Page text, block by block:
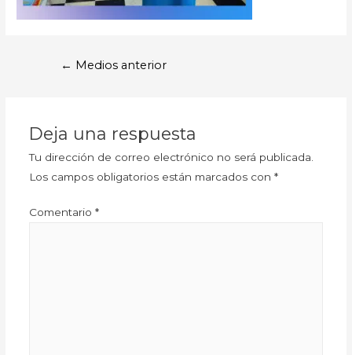
← Medios anterior
Deja una respuesta
Tu dirección de correo electrónico no será publicada.
Los campos obligatorios están marcados con *
Comentario *